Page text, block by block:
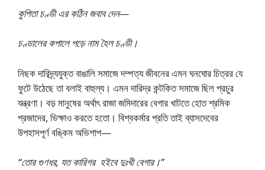
কুপিতা চণ্ডী এর কঠিন জবাব দেন—
চণ্ডালের কপালে পড়ে নাম হৈল চণ্ডী।
নিছক দারিদ্র্যযুক্ত বাঙালি সমাজে দম্পত্য জীবনের এমন ঘনঘোর চিত্রর যে
ফুটে উঠেছে তা বলাই বাহুল্য। এমন দারিদ্র কন্টকিত সমাজে ছিল প্রচুর
যন্ত্রণা। বড় মানুষের অর্থাৎ রাজা জমিদারের বেগার খাটতে হোত শ্রমিক
প্রজাদের, ভিক্ষাও করতে হতো। বিশ্বকর্মার প্রতি তাই ব্যাসদেবের
উপহাসপূর্ণ বঙ্কিম অভিশাপ—
“তোর গুণধর, যত কারিগর হইবে দুঃখী বেগার।”